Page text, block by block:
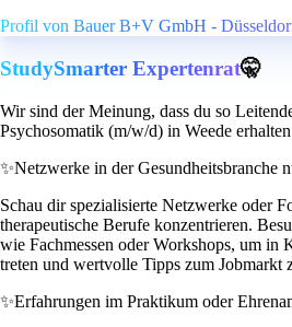
Profil von Bauer B+V GmbH -
StudySmarter Expertenrat🤫
Wir sind der Meinung, dass du so
Psychosomatik (m/w/d) in Weede
✨Netzwerke in der Gesundheitsbranche
Schau dir spezialisierte Netzwerke oder
therapeutische Berufe konzentrieren.
wie Fachmessen oder Workshops, um in
treten und wertvolle Tipps zum Jobmarkt
✨Erfahrungen im Praktikum oder